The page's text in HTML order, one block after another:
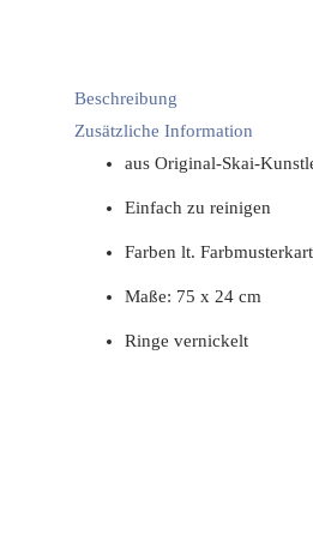
Beschreibung
Zusätzliche Information
aus Original-Skai-
Einfach zu reinigen
Farben lt.
Maße: 75 x 24 cm
Ringe vernickelt